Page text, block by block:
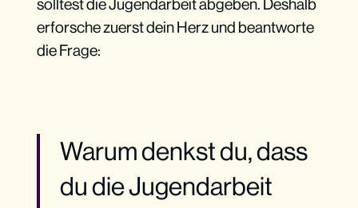
solltest die Jugendarbeit abgeben. Deshalb
erforsche zuerst dein Herz und beantworte
die Frage:
Warum denkst du, dass
du die Jugendarbeit